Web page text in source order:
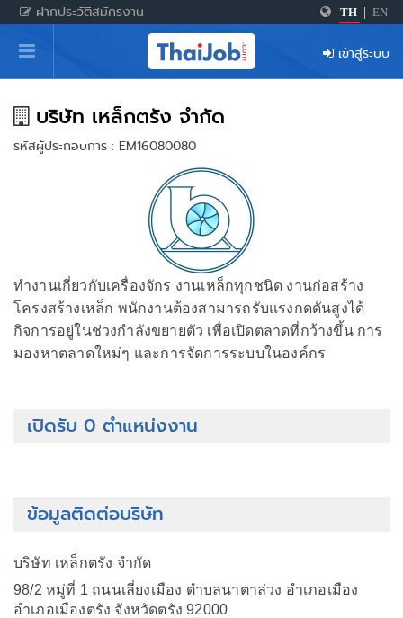
ฝากประวัติสมัครงาน TH EN
หน้าหลัก
ผู้สมัครงาน: เข้าสู่ระบบ
ฝากประวัติสมัครงาน
เกร็ดความรู้
สำหรับผู้ประกอบการ
เข้าสู่ระบบ
บริษัท เหล็กตรัง จำกัด
รหัสผู้ประกอบการ : EM16080080
ทำงานเกี่ยวกับเครื่องจักร งานเหล็กทุกชนิด งานก่อสร้าง
โครงสร้างเหล็ก พนักงานต้องสามารถรับแรงกดดันสูงได้
กิจการอยู่ในช่วงกำลังขยายตัว เพื่อเปิดตลาดที่กว้างขึ้น การ
มองหาตลาดใหม่ๆ และการจัดการระบบในองค์กร
เปิดรับ 0 ตำแหน่งงาน
ข้อมูลติดต่อบริษัท
บริษัท เหล็กตรัง จำกัด
98/2 หมู่ที่ 1 ถนนเลี่ยงเมือง ตำบลนาตาล่วง อำเภอเมือง
อำเภอเมืองตรัง จังหวัดตรัง 92000